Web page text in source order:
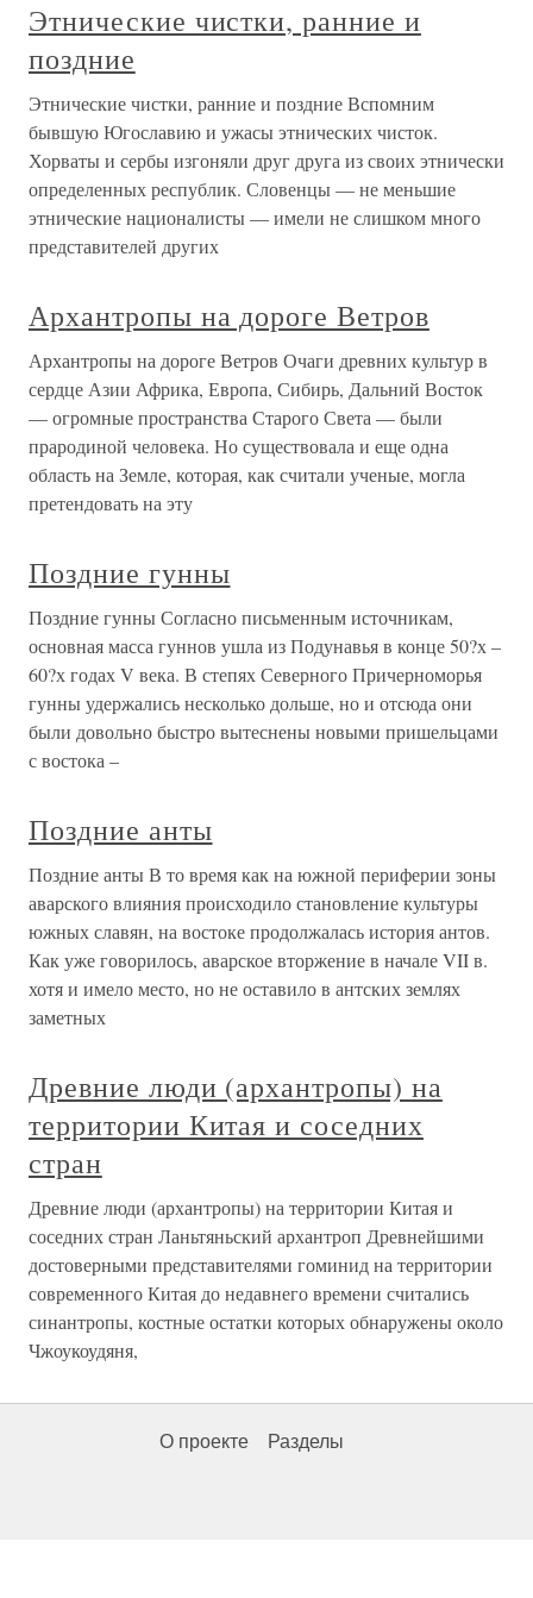
Этнические чистки, ранние и
поздние
Этнические чистки, ранние и поздние Вспомним
бывшую Югославию и ужасы этнических чисток.
Хорваты и сербы изгоняли друг друга из своих этнически
определенных республик. Словенцы — не меньшие
этнические националисты — имели не слишком много
представителей других
Архантропы на дороге Ветров
Архантропы на дороге Ветров Очаги древних культур в
сердце Азии Африка, Европа, Сибирь, Дальний Восток
— огромные пространства Старого Света — были
прародиной человека. Но существовала и еще одна
область на Земле, которая, как считали ученые, могла
претендовать на эту
Поздние гунны
Поздние гунны Согласно письменным источникам,
основная масса гуннов ушла из Подунавья в конце 50?х –
60?х годах V века. В степях Северного Причерноморья
гунны удержались несколько дольше, но и отсюда они
были довольно быстро вытеснены новыми пришельцами
с востока –
Поздние анты
Поздние анты В то время как на южной периферии зоны
аварского влияния происходило становление культуры
южных славян, на востоке продолжалась история антов.
Как уже говорилось, аварское вторжение в начале VII в.
хотя и имело место, но не оставило в антских землях
заметных
Древние люди (архантропы) на
территории Китая и соседних
стран
Древние люди (архантропы) на территории Китая и
соседних стран Ланьтяньский архантроп Древнейшими
достоверными представителями гоминид на территории
современного Китая до недавнего времени считались
синантропы, костные остатки которых обнаружены около
Чжоукоудяня,
О проекте Разделы